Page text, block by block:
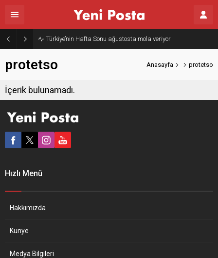
Türkiye’nin Hafta Sonu ağustosta mola veriyor
protetso Anasayfa protetso
İçerik bulunamadı.
Hızlı Menü
Hakkımızda
Künye
Medya Bilgileri